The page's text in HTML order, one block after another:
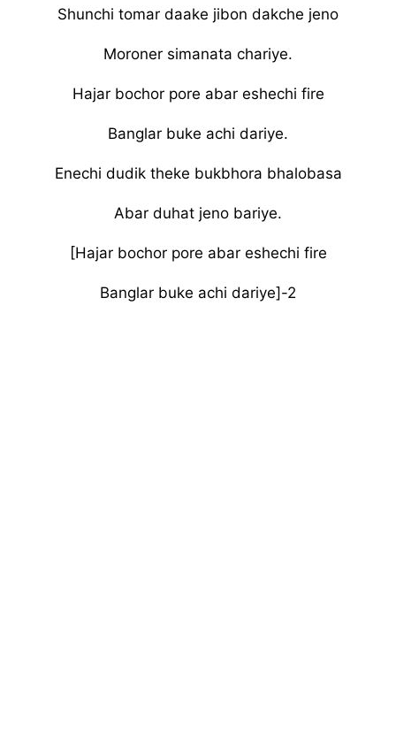
Shunchi tomar daake jibon dakche jeno
Moroner simanata chariye.
Hajar bochor pore abar eshechi fire
Banglar buke achi dariye.
Enechi dudik theke bukbhora bhalobasa
Abar duhat jeno bariye.
[Hajar bochor pore abar eshechi fire
Banglar buke achi dariye]-2